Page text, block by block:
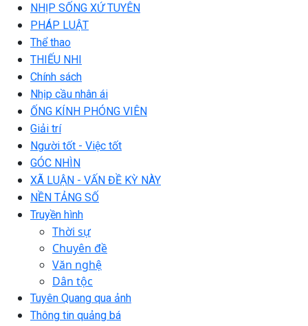
NHỊP SỐNG XỨ TUYÊN
PHÁP LUẬT
Thể thao
THIẾU NHI
Chính sách
Nhịp cầu nhân ái
ỐNG KÍNH PHÓNG VIÊN
Giải trí
Người tốt - Việc tốt
GÓC NHÌN
XÃ LUẬN - VẤN ĐỀ KỲ NÀY
NỀN TẢNG SỐ
Truyền hình
Thời sự
Chuyên đề
Văn nghệ
Dân tộc
Tuyên Quang qua ảnh
Thông tin quảng bá